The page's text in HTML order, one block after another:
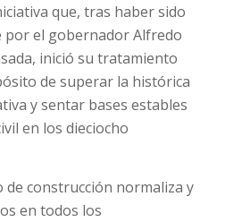
que, tras haber sido
el gobernador Alfredo
inició su tratamiento
de superar la histórica
y sentar bases estables
en los dieciocho
de construcción normaliza y
en todos los